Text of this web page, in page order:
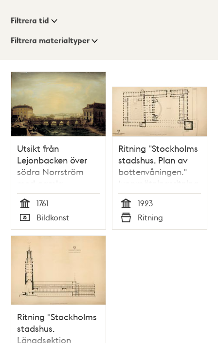
Visningsläge
Karta
Filtrera tid
Filtrera materialtyper
träffar
Utsikt från
Lejonbacken över
södra Norrström
med gamla
Norrbro, Kungl.
Myntet och Kungl.
Stallet
Tid
1761
Typ
Bildkonst
Ritning "Stockholms
stadshus. Plan av
bottenvåningen."
(uppmätningsritning
1923)
Tid
1923
Typ
Ritning
Ritning "Stockholms
stadshus.
Längdsektion